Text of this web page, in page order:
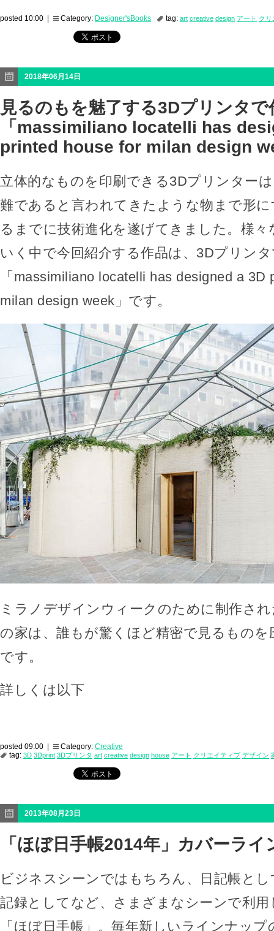
posted 10:00 | Category: Designer'sBooks tag: art creative design アート クリ
2018年06月14日
見るのもを魅了する3Dプリンタ
「massimiliano locatelli has
printed house for milan design
立体的なものを印刷できる3Dプリンター
難であると言われてきたような物まで形
るまでに技術進化を遂げてきました。様
いく中で今回紹介する作品は、3Dプリン
「massimiliano locatelli has designed a 3D
milan design week」です。
ミラノデザインウィークのために制作さ
の家は、誰もが驚くほど精密で見るものを
です。
詳しくは以下
posted 09:00 | Category: Creative
tag: 3D 3Dprint 3Dプリンタ art creative design house アート クリエイティブ デザイン
2013年08月23日
「ほぼ日手帳2014年」カバーラ
ビジネスシーンではもちろん、日記帳と
記録としてなど、さまざまなシーンで利
「ほぼ日手帳」。毎年新しいラインナッ